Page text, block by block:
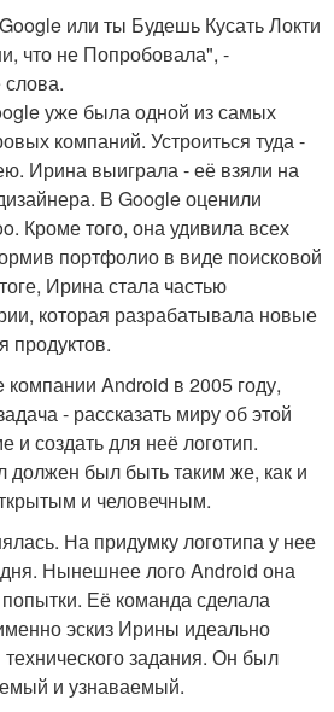
или ты Будешь Кусать Локти
что не Попробовала", -
уже была одной из самых
компаний. Устроиться туда -
Ирина выиграла - её взяли на
В Google оценили
Кроме того, она удивила всех
портфолио в виде поисковой
Ирина стала частью
которая разрабатывала новые
продуктов.
компании Android в 2005 году,
- рассказать миру об этой
и создать для неё логотип.
должен был быть таким же, как и
и человечным.
На придумку логотипа у нее
Нынешнее лого Android она
Её команда сделала
эскиз Ирины идеально
задания. Он был
и узнаваемый.